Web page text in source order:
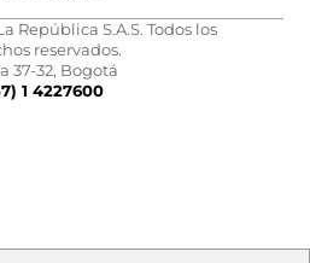
República S.A.S. Todos los
reservados.
37-32, Bogotá
1 4227600